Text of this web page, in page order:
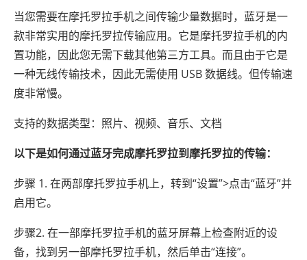
当您需要在摩托罗拉手机之间传输少量数据时，蓝牙是一
款非常实用的摩托罗拉传输应用。它是摩托罗拉手机的内
置功能，因此您无需下载其他第三方工具。而且由于它是
一种无线传输技术，因此无需使用 USB 数据线。但传输速
度非常慢。
支持的数据类型：照片、视频、音乐、文档
以下是如何通过蓝牙完成摩托罗拉到摩托罗拉的传输：
步骤 1. 在两部摩托罗拉手机上，转到“设置”>点击“蓝牙”并
启用它。
步骤2. 在一部摩托罗拉手机的蓝牙屏幕上检查附近的设
备，找到另一部摩托罗拉手机，然后单击“连接”。